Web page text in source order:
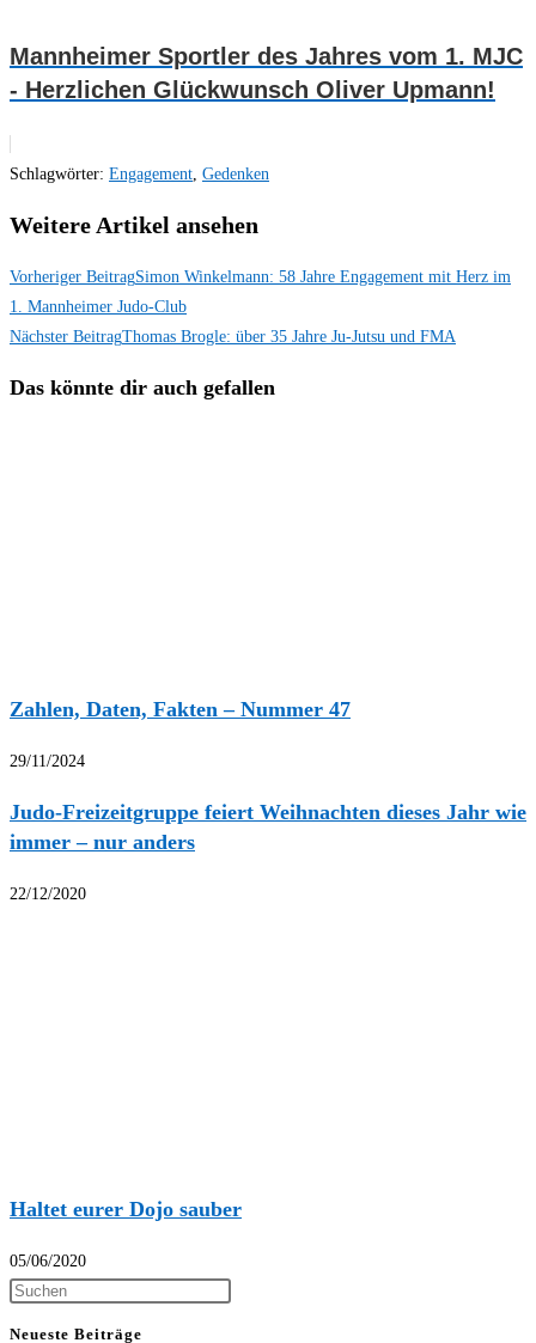
Mannheimer Sportler des Jahres vom 1. MJC
- Herzlichen Glückwunsch Oliver Upmann!
Schlagwörter: Engagement Gedenken
Weitere Artikel ansehen
Vorheriger BeitragSimon Winkelmann: 58 Jahre Engagement mit Herz im
1. Mannheimer Judo-Club
Nächster BeitragThomas Brogle: über 35 Jahre Ju-Jutsu und FMA
Das könnte dir auch gefallen
Zahlen, Daten, Fakten – Nummer 47
29/11/2024
Judo-Freizeitgruppe feiert Weihnachten dieses Jahr wie
immer – nur anders
22/12/2020
Haltet eurer Dojo sauber
05/06/2020
Neueste Beiträge